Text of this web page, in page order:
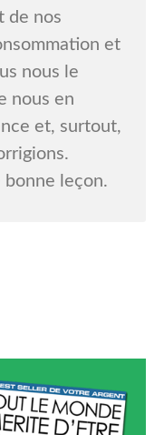
de nos
et
nous le
nous en
et, surtout,
leçon.